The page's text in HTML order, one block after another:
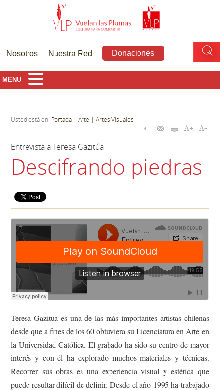
Nosotros Nuestra Red Donaciones
MENU
Usted está en: Portada | Arte | Artes Visuales
Entrevista a Teresa Gazitúa
Descifrando piedras
Teresa Gazitua es una de las más importantes artistas chilenas
desde que a fines de los 60 obtuviera su Licenciatura en Arte en
la Universidad Católica. El grabado ha sido su centro de mayor
interés y con él ha explorado muchos materiales y técnicas.
Recorrer sus obras es una experiencia visual y estética que
puede resultar difícil de definir. Desde el año 1995 ha trabajado